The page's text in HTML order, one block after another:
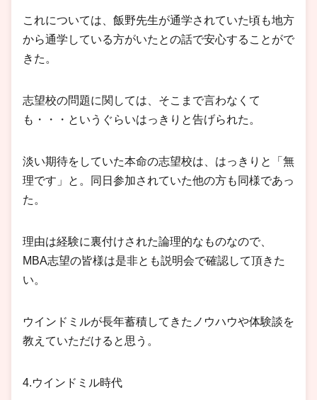
これについては、飯野先生が通学されていた頃も地方
から通学している方がいたとの話で安心することがで
きた。
志望校の問題に関しては、そこまで言わなくて
も・・・というぐらいはっきりと告げられた。
淡い期待をしていた本命の志望校は、はっきりと「無
理です」と。同日参加されていた他の方も同様であっ
た。
理由は経験に裏付けされた論理的なものなので、
MBA志望の皆様は是非とも説明会で確認して頂きた
い。
ウインドミルが長年蓄積してきたノウハウや体験談を
教えていただけると思う。
4.ウインドミル時代